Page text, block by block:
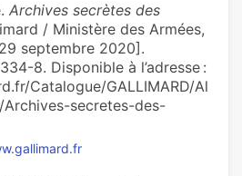
Archives secrètes des
/ Ministère des Armées,
septembre 2020].
8. Disponible à l’adresse :
Catalogue/GALLIMARD/Al
secretes-des-